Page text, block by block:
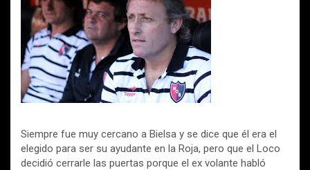
Siempre fue muy cercano a Bielsa y se dice que él era el
elegido para ser su ayudante en la Roja, pero que el Loco
decidió cerrarle las puertas porque el ex volante habló